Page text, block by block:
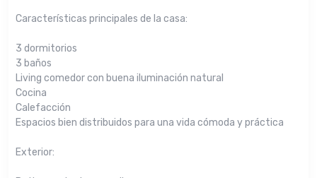
Características principales de la casa:
3 dormitorios
3 baños
Living comedor con buena iluminación natural
Cocina
Calefacción
Espacios bien distribuidos para una vida cómoda y práctica
Exterior: